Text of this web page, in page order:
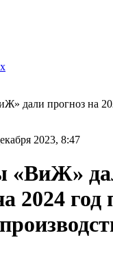
дали прогноз на
2023, 8:47
«ВиЖ»
2024 год